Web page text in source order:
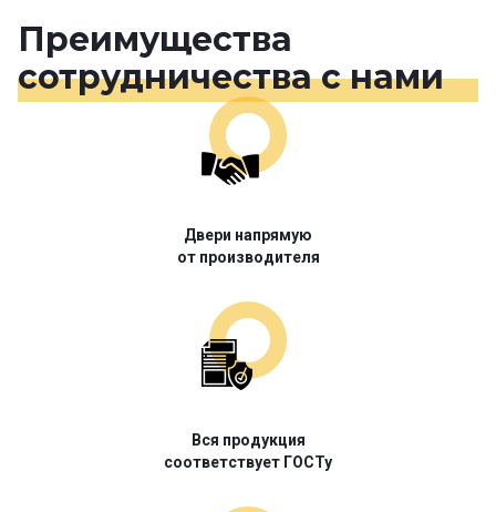
Преимущества
сотрудничества с нами
Двери напрямую
от производителя
Вся продукция
соответствует ГОСТу